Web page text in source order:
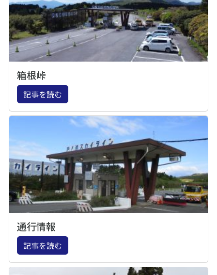
箱根峠
記事を読む
通行情報
記事を読む